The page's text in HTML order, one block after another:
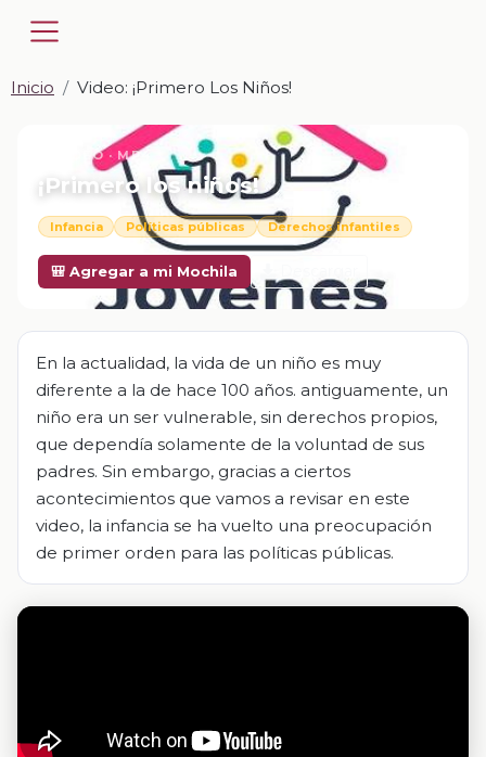
Inicio Video: ¡Primero Los Niños!
📎 VIDEO · MP4
¡Primero los niños!
Infancia Políticas públicas Derechos infantiles
🎒 Agregar a mi Mochila
En la actualidad, la vida de un niño es muy
diferente a la de hace 100 años. antiguamente, un
niño era un ser vulnerable, sin derechos propios,
que dependía solamente de la voluntad de sus
padres. Sin embargo, gracias a ciertos
acontecimientos que vamos a revisar en este
video, la infancia se ha vuelto una preocupación
de primer orden para las políticas públicas.